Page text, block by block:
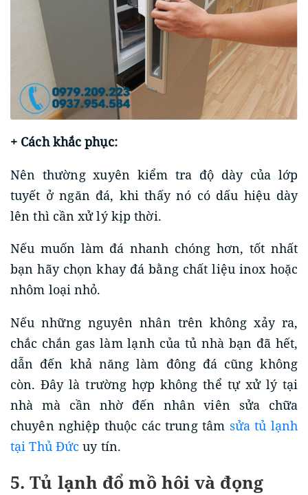
+ Cách khắc phục:
Nên thường xuyên kiểm tra độ dày của lớp
tuyết ở ngăn đá, khi thấy nó có dấu hiệu dày
lên thì cần xử lý kịp thời.
Nếu muốn làm đá nhanh chóng hơn, tốt nhất
bạn hãy chọn khay đá bằng chất liệu inox hoặc
nhôm loại nhỏ.
Nếu những nguyên nhân trên không xảy ra,
chắc chắn gas làm lạnh của tủ nhà bạn đã hết,
dẫn đến khả năng làm đông đá cũng không
còn. Đây là trường hợp không thể tự xử lý tại
nhà mà cần nhờ đến nhân viên sửa chữa
chuyên nghiệp thuộc các trung tâm sửa tủ lạnh
tại Thủ Đức uy tín.
5. Tủ lạnh đổ mồ hôi và đọng